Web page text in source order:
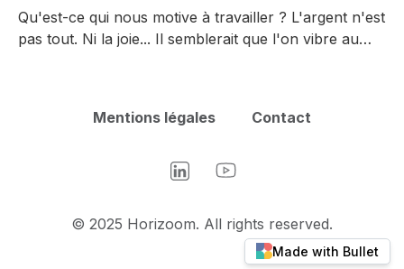
Qu'est-ce qui nous motive à travailler ? L'argent n'est
pas tout. Ni la joie... Il semblerait que l'on vibre au
expériences qui révèlent nos attitudes nuancées et
Mentions légales Contact
LinkedInYouTube
© 2025 Horizoom. All rights reserved.
Made with Bullet